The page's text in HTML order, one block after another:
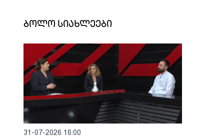
ბოლო სიახლეები
31-07-2026 16:00